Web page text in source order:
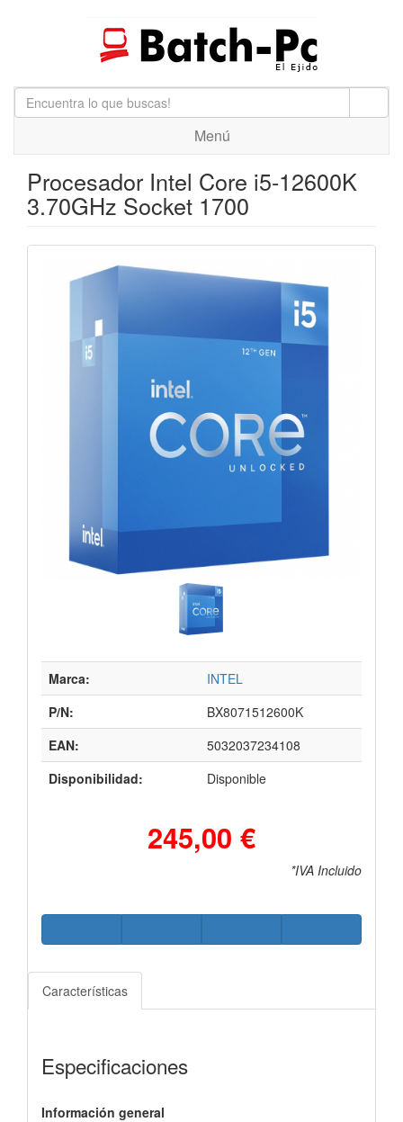
Menú
Procesador Intel Core i5-12600K
3.70GHz Socket 1700
Marca:
INTEL
P/N:
BX8071512600K
EAN:
5032037234108
Disponibilidad:
Disponible
245,00 €
*IVA Incluido
Características
Especificaciones
Información general